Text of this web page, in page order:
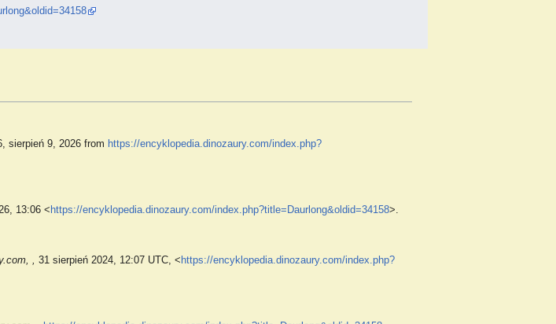
sierpień 9, 2026 from https://encyklopedia.dinozaury.com/index.php?
13:06 < https://encyklopedia.dinozaury.com/index.php?title=Daurlong&oldid=34158>.
, 31 sierpień 2024, 12:07 UTC, < https://encyklopedia.dinozaury.com/index.php?